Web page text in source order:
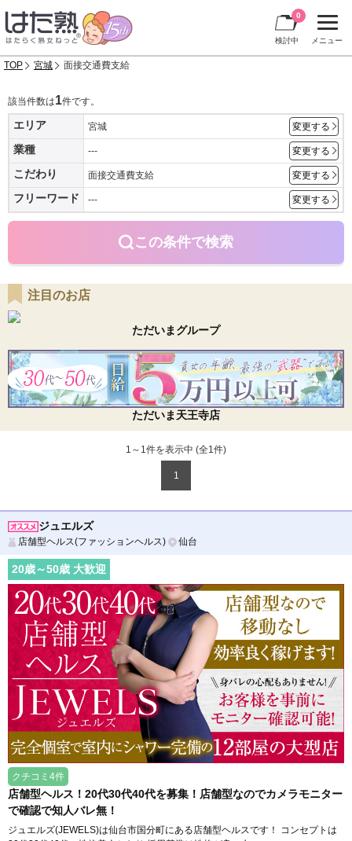
メニュー
検討中
0
TOP 宮城 面接交通費支給
該当件数は1件です。
エリア 宮城 変更する
業種 --- 変更する
こだわり 面接交通費支給 変更する
フリーワード --- 変更する
この条件で検索
注目のお店
ただいまグループ
ただいま天王寺店
1～1件を表示中 (全1件)
1
ジュエルズ
店舗型ヘルス(ファッションヘルス) 仙台
20歳～50歳 大歓迎
クチコミ4件
店舗型ヘルス！20代30代40代を募集！店舗型なのでカメラモニター
で確認で知人バレ無！
ジュエルズ(JEWELS)は仙台市国分町にある店舗型ヘルスです！ コンセプトは